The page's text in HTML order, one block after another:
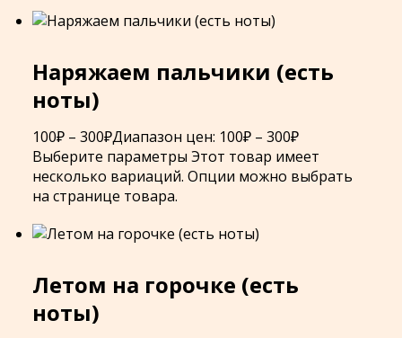
Наряжаем пальчики (есть
ноты)
100₽ – 300₽Диапазон цен: 100₽ – 300₽
Выберите параметры Этот товар имеет
несколько вариаций. Опции можно выбрать
на странице товара.
Летом на горочке (есть
ноты)